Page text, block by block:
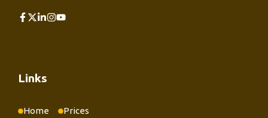
Links
Home
Prices